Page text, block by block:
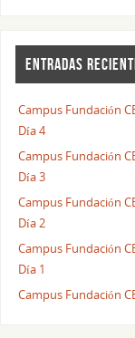
ENTRADAS
Campus Fundación
Día 4
Campus Fundación
Día 3
Campus Fundación
Día 2
Campus Fundación
Día 1
Campus Fundación